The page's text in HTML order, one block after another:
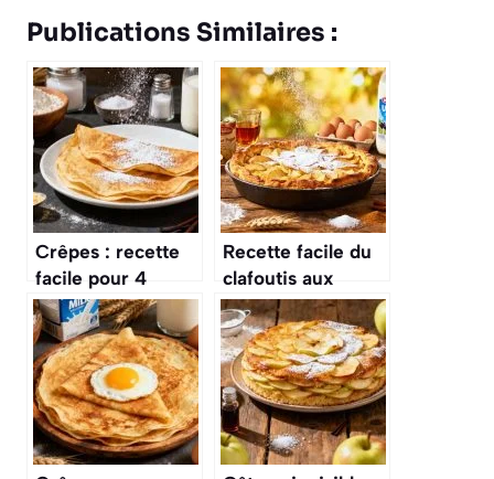
Publications Similaires :
Crêpes : recette
facile pour 4
personnes
Recette facile du
clafoutis aux
pommes